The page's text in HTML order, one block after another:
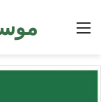
القائمة